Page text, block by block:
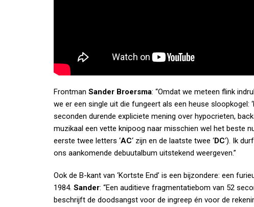
Frontman Sander Broersma: “Omdat we meteen flink
we er een single uit die fungeert als een heuse sloopkogel:
seconden durende expliciete mening over hypocrieten,
muzikaal een vette knipoog naar misschien wel het beste
eerste twee letters ‘AC‘ zijn en de laatste twee ‘DC‘). Ik
ons aankomende debuutalbum uitstekend weergeven.”
Ook de B-kant van ‘Kortste End’ is een bijzondere: een
1984. Sander: “Een auditieve fragmentatiebom van 52
beschrijft de doodsangst voor de ingreep én voor de